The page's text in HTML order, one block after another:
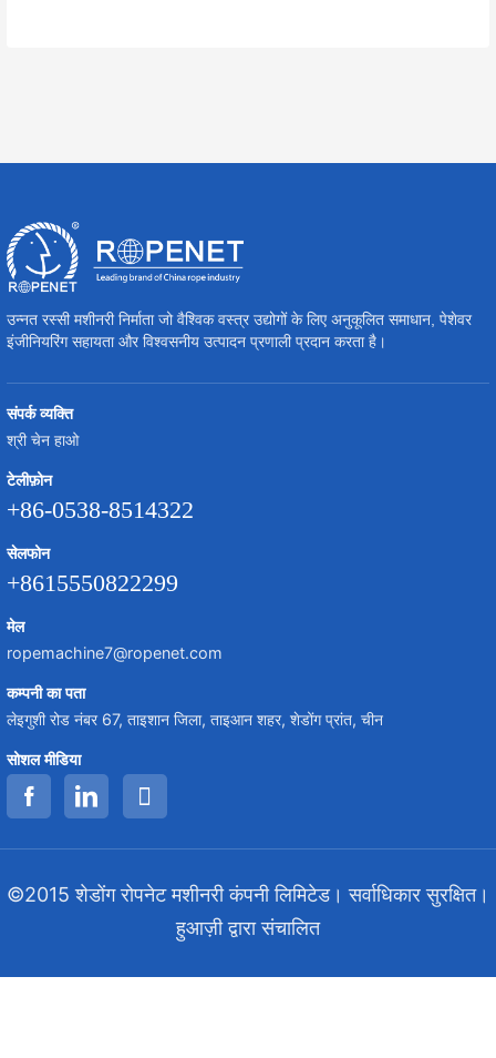
उन्नत रस्सी मशीनरी निर्माता जो वैश्विक वस्त्र उद्योगों के लिए अनुकूलित समाधान, पेशेवर
इंजीनियरिंग सहायता और विश्वसनीय उत्पादन प्रणाली प्रदान करता है।
संपर्क व्यक्ति
श्री चेन हाओ
टेलीफ़ोन
+86-0538-8514322
सेलफोन
+8615550822299
मेल
ropemachine7@ropenet.com
कम्पनी का पता
लेइगुशी रोड नंबर 67, ताइशान जिला, ताइआन शहर, शेडोंग प्रांत, चीन
सोशल मीडिया
©2015 शेडोंग रोपनेट मशीनरी कंपनी लिमिटेड। सर्वाधिकार सुरक्षित।
हुआज़ी द्वारा संचालित